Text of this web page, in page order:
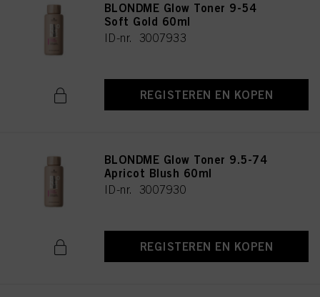
BLONDME Glow Toner 9-54
Soft Gold 60ml
ID-nr. 3007933
REGISTEREN EN KOPEN
BLONDME Glow Toner 9.5-74
Apricot Blush 60ml
ID-nr. 3007930
REGISTEREN EN KOPEN